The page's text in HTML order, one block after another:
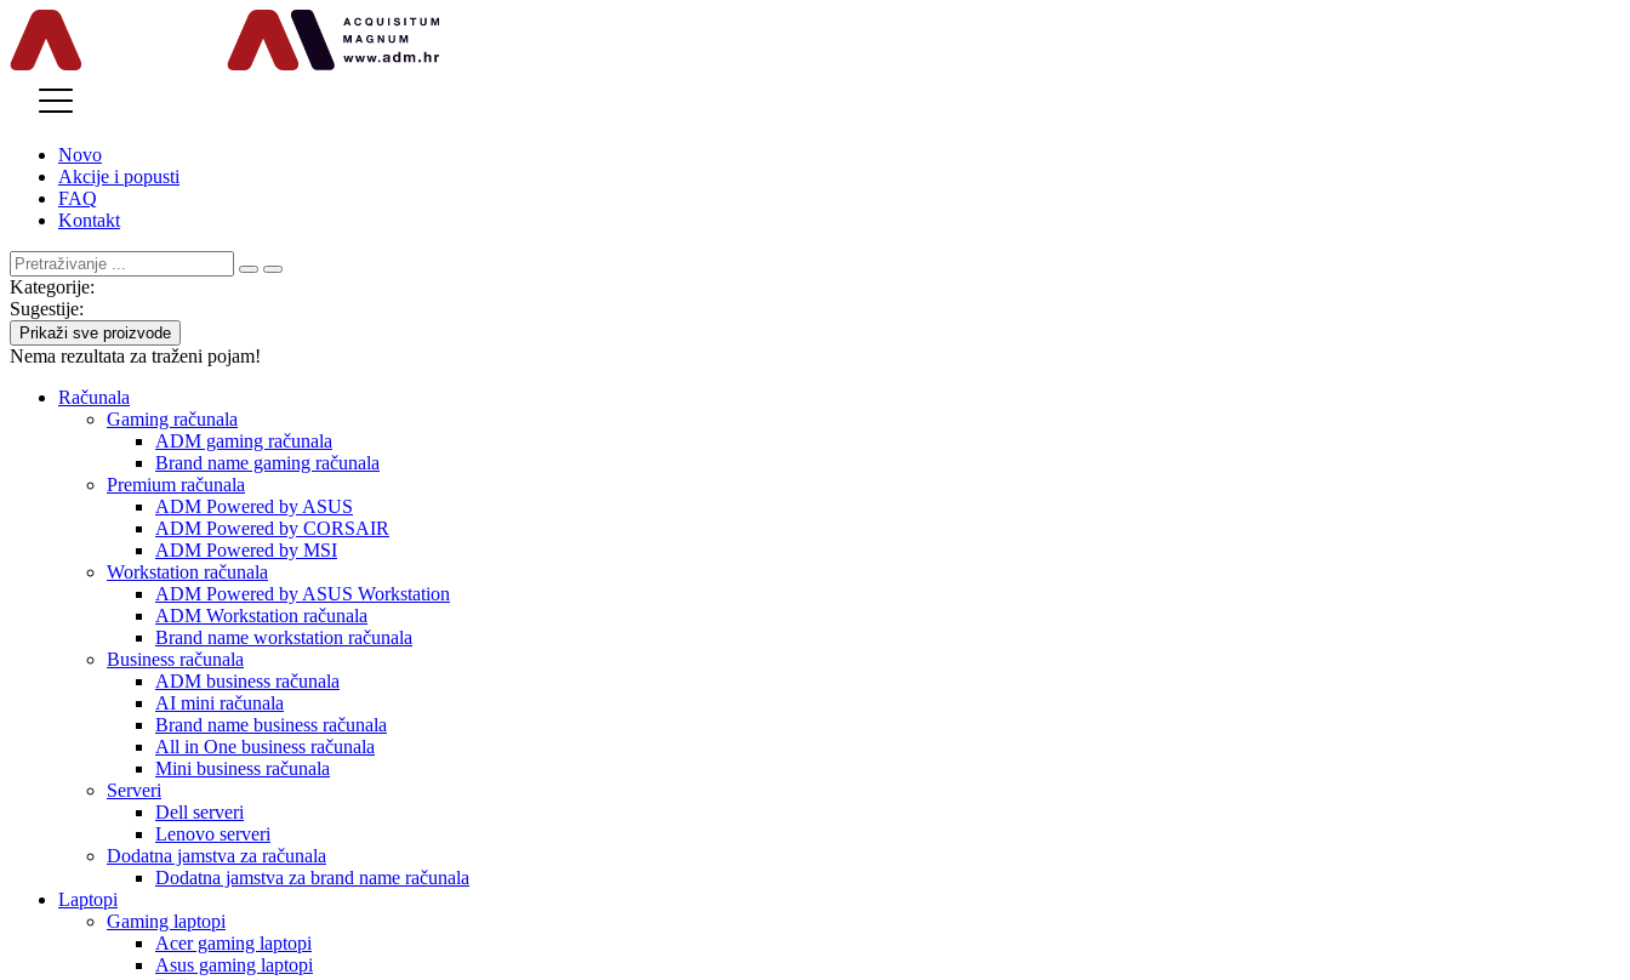
Novo
Akcije i popusti
FAQ
Kontakt
Kategorije:
Sugestije:
Prikaži sve proizvode
Nema rezultata za traženi pojam!
Računala
Gaming računala
ADM gaming računala
Brand name gaming računala
Premium računala
ADM Powered by ASUS
ADM Powered by CORSAIR
ADM Powered by MSI
Workstation računala
ADM Powered by ASUS Workstation
ADM Workstation računala
Brand name workstation računala
Business računala
ADM business računala
AI mini računala
Brand name business računala
All in One business računala
Mini business računala
Serveri
Dell serveri
Lenovo serveri
Dodatna jamstva za računala
Dodatna jamstva za brand name računala
Laptopi
Gaming laptopi
Acer gaming laptopi
Asus gaming laptopi